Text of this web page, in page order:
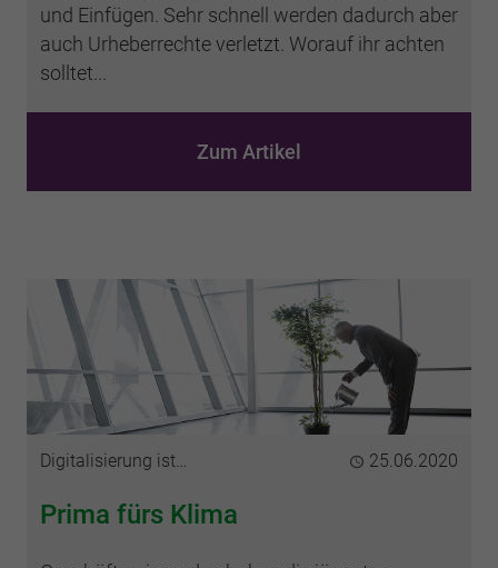
und Einfügen. Sehr schnell werden dadurch aber
auch Urheberrechte verletzt. Worauf ihr achten
solltet...
Zum Artikel
Kategorie
Digitalisierung ist… Publiziert
25.06.2020
Prima fürs Klima